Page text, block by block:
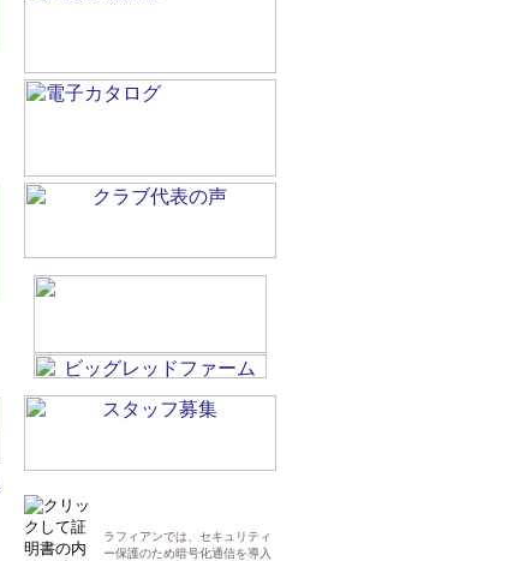
ラフィアンでは、セキュリティ
ー保護のため暗号化通信を導入